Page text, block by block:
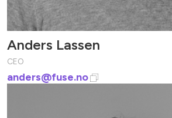
Anders Lassen
CEO
anders@fuse.no